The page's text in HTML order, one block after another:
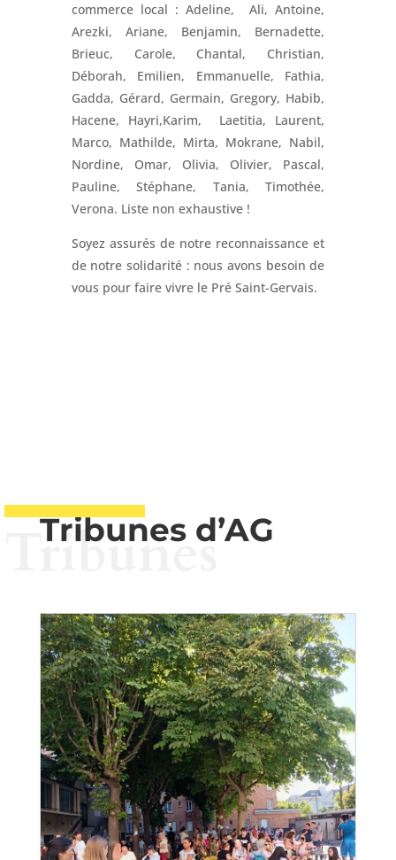
commerce local : Adeline, Ali, Antoine,
Arezki, Ariane, Benjamin, Bernadette,
Brieuc, Carole, Chantal, Christian,
Déborah, Emilien, Emmanuelle, Fathia,
Gadda, Gérard, Germain, Gregory, Habib,
Hacene, Hayri,Karim, Laetitia, Laurent,
Marco, Mathilde, Mirta, Mokrane, Nabil,
Nordine, Omar, Olivia, Olivier, Pascal,
Pauline, Stéphane, Tania, Timothée,
Verona. Liste non exhaustive !
Soyez assurés de notre reconnaissance et
de notre solidarité : nous avons besoin de
vous pour faire vivre le Pré Saint-Gervais.
Tribunes d’AG
Tribunes